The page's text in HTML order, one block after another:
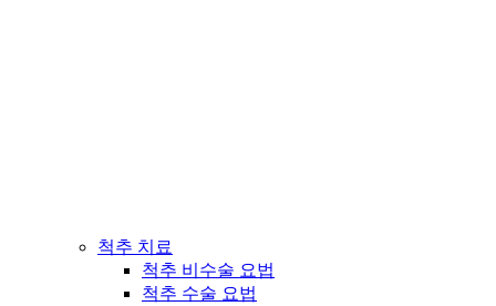
척추 치료
척추 비수술 요법
척추 수술 요법